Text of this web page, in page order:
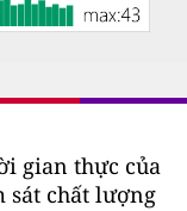
gian thực của
sát chất lượng